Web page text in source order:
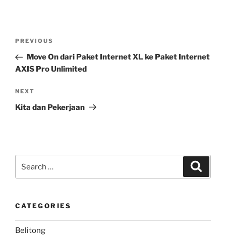
Previous
Post
PREVIOUS
Move On dari Paket Internet XL ke Paket Internet
AXIS Pro Unlimited
Next
Post
NEXT
Kita dan Pekerjaan
for:
CATEGORIES
Belitong